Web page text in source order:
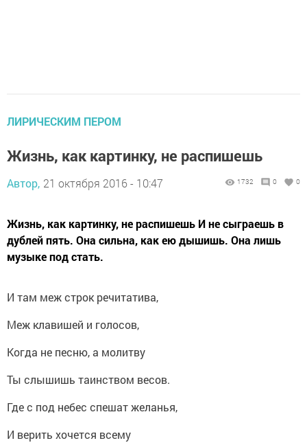
ЛИРИЧЕСКИМ ПЕРОМ
Жизнь, как картинку, не распишешь
Автор, 21 октября 2016 - 10:47 1732 0 0
Жизнь, как картинку, не распишешь И не сыграешь в
дублей пять. Она сильна, как ею дышишь. Она лишь
музыке под стать.
И там меж строк речитатива,
Меж клавишей и голосов,
Когда не песню, а молитву
Ты слышишь таинством весов.
Где с под небес спешат желанья,
И верить хочется всему